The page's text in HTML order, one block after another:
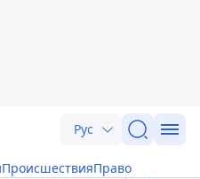
Рус
ПроисшествияПраво